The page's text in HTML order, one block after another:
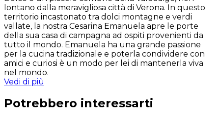
lontano dalla meravigliosa città di Verona. In questo
territorio incastonato tra dolci montagne e verdi
vallate, la nostra Cesarina Emanuela apre le porte
della sua casa di campagna ad ospiti provenienti da
tutto il mondo. Emanuela ha una grande passione
per la cucina tradizionale e poterla condividere con
amici e curiosi è un modo per lei di mantenerla viva
nel mondo.
Vedi di più
Potrebbero interessarti